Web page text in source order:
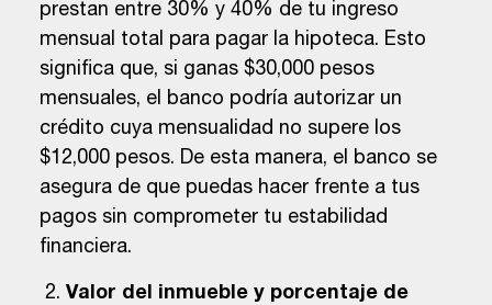
prestan entre 30% y 40% de tu ingreso
mensual total para pagar la hipoteca. Esto
significa que, si ganas $30,000 pesos
mensuales, el banco podría autorizar un
crédito cuya mensualidad no supere los
$12,000 pesos. De esta manera, el banco se
asegura de que puedas hacer frente a tus
pagos sin comprometer tu estabilidad
financiera.
Valor del inmueble y porcentaje de